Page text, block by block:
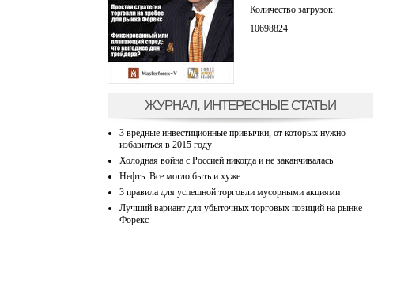
Количество загрузок:
10698824
ЖУРНАЛ, ИНТЕРЕСНЫЕ СТАТЬИ
3 вредные инвестиционные привычки, от которых нужно
избавиться в 2015 году
Холодная война с Россией никогда и не заканчивалась
Нефть: Все могло быть и хуже…
3 правила для успешной торговли мусорными акциями
Лучший вариант для убыточных торговых позиций на рынке
Форекс